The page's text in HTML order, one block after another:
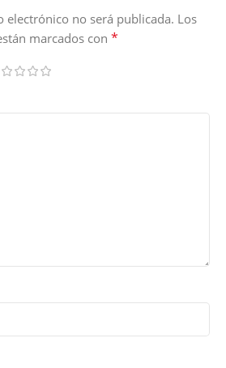
electrónico no será publicada. Los
marcados con *